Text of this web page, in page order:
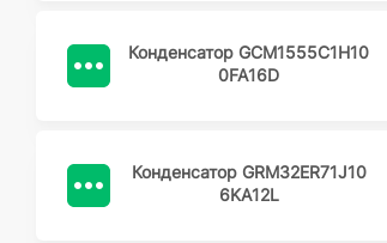
Конденсатор GCM1555C1H10
0FA16D
Конденсатор GRM32ER71J10
6KA12L